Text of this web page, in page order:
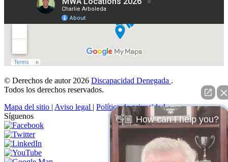
© Derechos de autor 2026 Discapacidad Denegada .
Todos los derechos reservados.
Mapa del sitio | Aviso legal | Política de privacidad
Síguenos
👋🏼 How can I help you?